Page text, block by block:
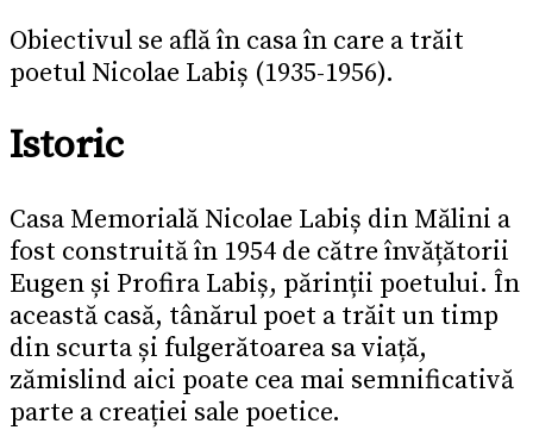
Obiectivul se află în casa în care a trăit
poetul Nicolae Labiș (1935-1956).
Istoric
Casa Memorială Nicolae Labiș din Mălini a
fost construită în 1954 de către învățătorii
Eugen și Profira Labiș, părinții poetului. În
această casă, tânărul poet a trăit un timp
din scurta și fulgerătoarea sa viață,
zămislind aici poate cea mai semnificativă
parte a creației sale poetice.